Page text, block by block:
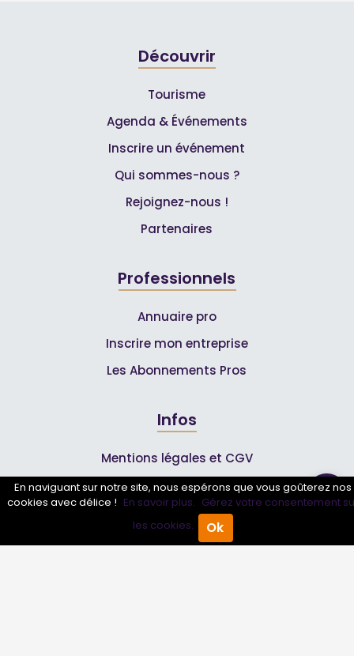
Annuaire Pro Agenda
Découvrir
Tourisme
Agenda & Événements
Inscrire un événement
Qui sommes-nous ?
Rejoignez-nous !
Partenaires
Professionnels
Annuaire pro
Inscrire mon entreprise
Les Abonnements Pros
Infos
Mentions légales et CGV
Suivez-nous
En naviguant sur notre site, nous espérons que vous goûterez nos
cookies avec délice ! En savoir plus. Gérez votre consentement
les cookies.
Ok